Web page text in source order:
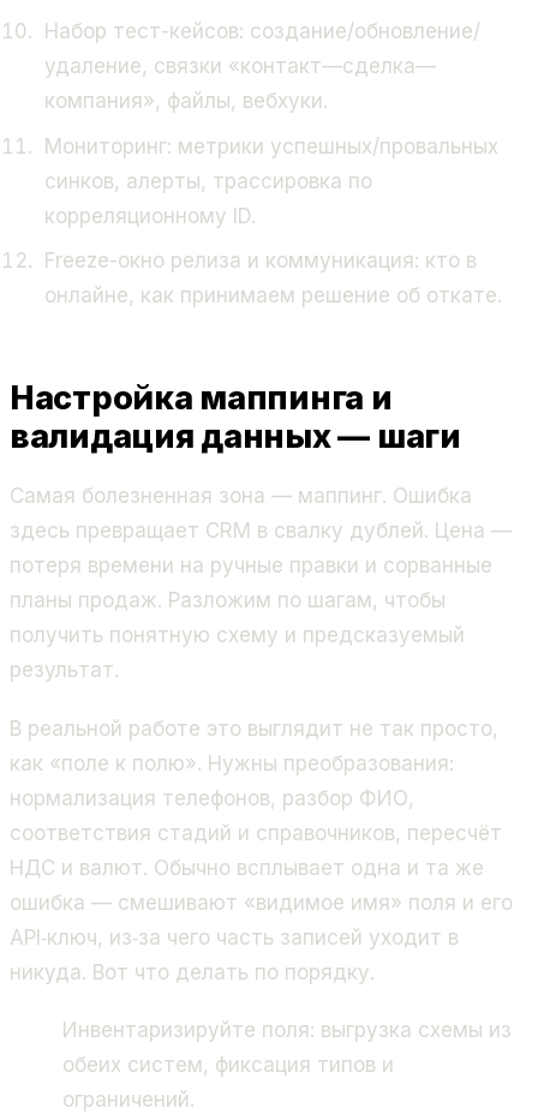
Набор тест-кейсов: создание/обновление/
удаление, связки «контакт—сделка—
компания», файлы, вебхуки.
Мониторинг: метрики успешных/провальных
синков, алерты, трассировка по
корреляционному ID.
Freeze-окно релиза и коммуникация: кто в
онлайне, как принимаем решение об откате.
Настройка маппинга и
валидация данных — шаги
Самая болезненная зона — маппинг. Ошибка
здесь превращает CRM в свалку дублей. Цена —
потеря времени на ручные правки и сорванные
планы продаж. Разложим по шагам, чтобы
получить понятную схему и предсказуемый
результат.
В реальной работе это выглядит не так просто,
как «поле к полю». Нужны преобразования:
нормализация телефонов, разбор ФИО,
соответствия стадий и справочников, пересчёт
НДС и валют. Обычно всплывает одна и та же
ошибка — смешивают «видимое имя» поля и его
API‑ключ, из‑за чего часть записей уходит в
никуда. Вот что делать по порядку.
Инвентаризируйте поля: выгрузка схемы из
обеих систем, фиксация типов и
ограничений.